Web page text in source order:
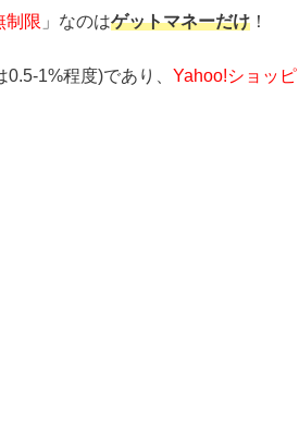
制限 」なのはゲットマネーだけ ！
0.5-1%程度)であり、 Yahoo!ショッピ